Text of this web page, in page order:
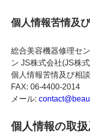
個人情報苦情及
総合美容機器修理セ
ン JS株式会社(JS株
個人情報苦情及び相
FAX: 06-4400-2014
メール:
個人情報の取